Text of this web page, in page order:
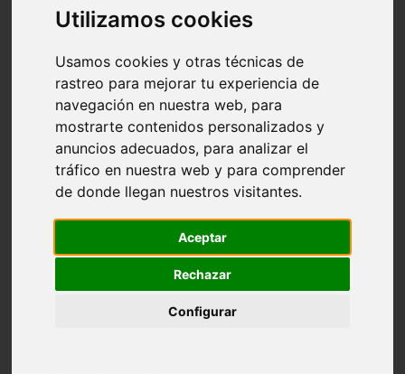
Utilizamos cookies
Usamos cookies y otras técnicas de
rastreo para mejorar tu experiencia de
navegación en nuestra web, para
mostrarte contenidos personalizados y
anuncios adecuados, para analizar el
tráfico en nuestra web y para comprender
de donde llegan nuestros visitantes.
Aceptar
Rechazar
Configurar
Cantabria - suances
Sevilla - bormujos
Málaga - júzcar
Huesca - alquézar
Huesca - castejón-de-sos
Lleida - alt-àneu
Córdoba - almedinilla
Navarra - zangoza
Cantabria - arenas-de-iguña
Barcelona - la-pobla-de-lillet
Murcia - cartagena
Madrid - nuevo-baztán